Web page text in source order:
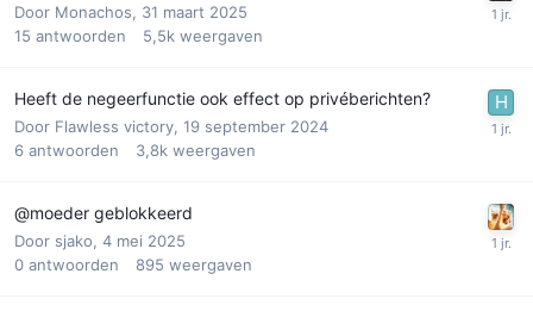
Door Monachos, 31 maart 2025
15 antwoorden 5,5k weergaven
Heeft de negeerfunctie ook effect op privéberichten?
Door Flawless victory, 19 september 2024
6 antwoorden 3,8k weergaven
@moeder geblokkeerd
Door sjako, 4 mei 2025
0 antwoorden 895 weergaven